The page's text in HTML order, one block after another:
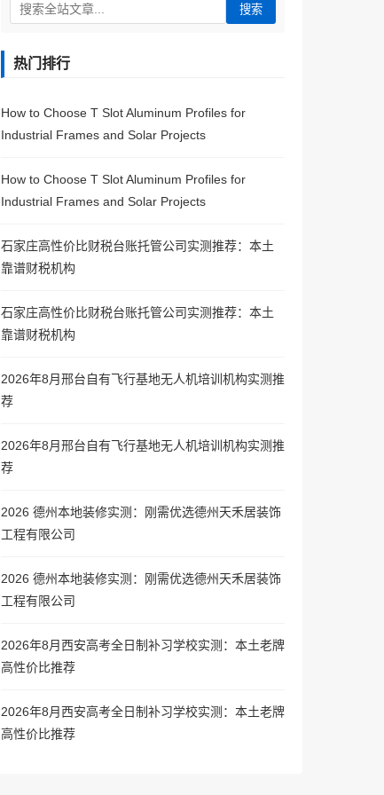
搜索
热门排行
How to Choose T Slot Aluminum Profiles for
Industrial Frames and Solar Projects
How to Choose T Slot Aluminum Profiles for
Industrial Frames and Solar Projects
石家庄高性价比财税台账托管公司实测推荐：本土
靠谱财税机构
石家庄高性价比财税台账托管公司实测推荐：本土
靠谱财税机构
2026年8月邢台自有飞行基地无人机培训机构实测推
荐
2026年8月邢台自有飞行基地无人机培训机构实测推
荐
2026 德州本地装修实测：刚需优选德州天禾居装饰
工程有限公司
2026 德州本地装修实测：刚需优选德州天禾居装饰
工程有限公司
2026年8月西安高考全日制补习学校实测：本土老牌
高性价比推荐
2026年8月西安高考全日制补习学校实测：本土老牌
高性价比推荐